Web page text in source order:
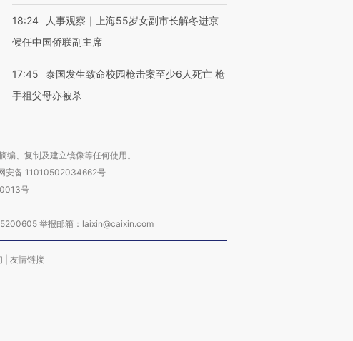
18:24
人事观察｜上海55岁女副市长解冬进京
候任中国侨联副主席
17:45
泰国发生致命校园枪击案至少6人死亡 枪
手祖父母亦被杀
、复制及建立镜像等任何使用。
安备 11010502034662号
号
举报邮箱：laixin@caixin.com
友情链接